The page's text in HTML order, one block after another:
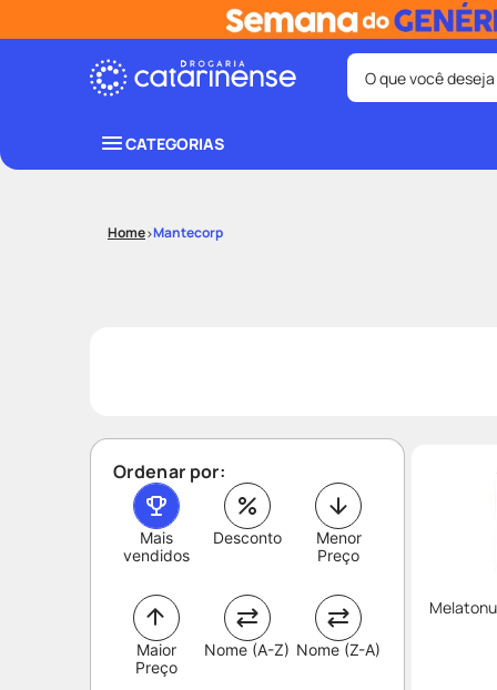
O que você deseja
CATEGORIAS
Mantecorp
Ordenar por:
Mais
vendidos
Desconto
Maior
Preço
Menor
Preço
Nome (A-Z) Nome (Z-A)